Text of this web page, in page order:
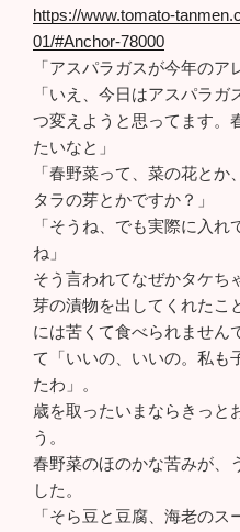
https://www.tomato-
01/#Anchor-78000
「アスパラガスが今年のア
「いえ、今日はアスパラ
つ変えようと思ってます。
たいなと」
「春野菜って、菜の花とか
タラの芽とかですか？」
「そうね、でも実際に入
ね」
そう言われてなぜかタケち
芽の漬物を出してくれたこ
には苦くて食べられません
て「いいの、いいの。私も
たわ」。
歳を取ったいまならきっと
う。
春野菜のほのかな苦みが、
した。
「そら豆と豆腐、海老のス